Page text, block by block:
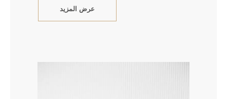
عرض المزيد